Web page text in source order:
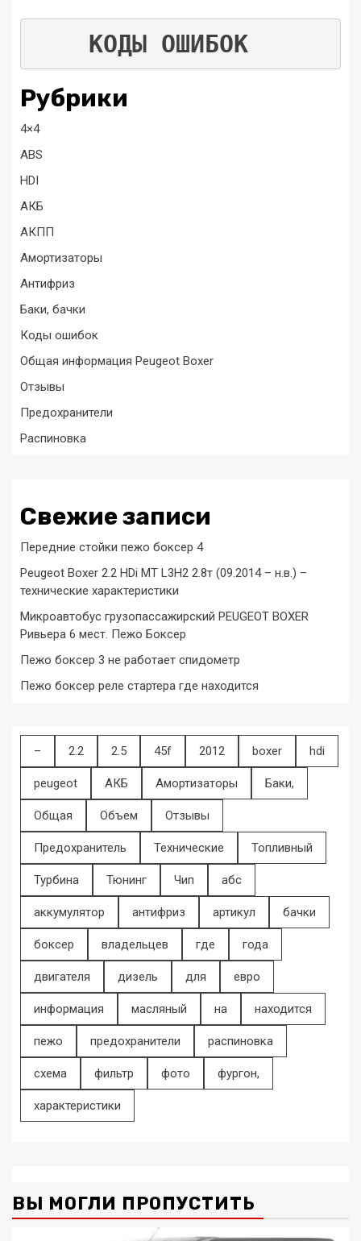
КОДЫ ОШИБОК
Рубрики
4×4
ABS
HDI
АКБ
АКПП
Амортизаторы
Антифриз
Баки, бачки
Коды ошибок
Общая информация Peugeot Boxer
Отзывы
Предохранители
Распиновка
Свежие записи
Передние стойки пежо боксер 4
Peugeot Boxer 2.2 HDi MT L3H2 2.8т (09.2014 – н.в.) –
технические характеристики
Микроавтобус грузопассажирский PEUGEOT BOXER
Ривьера 6 мест. Пежо Боксер
Пежо боксер 3 не работает спидометр
Пежо боксер реле стартера где находится
– 2.2 2.5 45f 2012 boxer hdi
peugeot АКБ Амортизаторы Баки,
Общая Объем Отзывы
Предохранитель Технические Топливный
Турбина Тюнинг Чип абс
аккумулятор антифриз артикул бачки
боксер владельцев где года
двигателя дизель для евро
информация масляный на находится
пежо предохранители распиновка
схема фильтр фото фургон,
характеристики
ВЫ МОГЛИ ПРОПУСТИТЬ